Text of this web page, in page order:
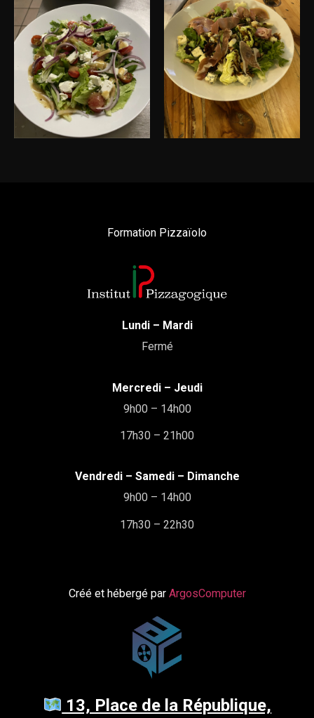
Formation Pizzaïolo
Lundi – Mardi
Fermé
Mercredi – Jeudi
9h00 – 14h00
17h30 – 21h00
Vendredi – Samedi – Dimanche
9h00 – 14h00
17h30 – 22h30
Créé et hébergé par ArgosComputer
13, Place de la République,